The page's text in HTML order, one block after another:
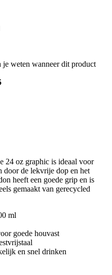
weten wanneer dit product
24 oz graphic is ideaal voor
door de lekvrije dop en het
heeft een goede grip en is
gemaakt van gerecycled
ml
goede houvast
en snel drinken
dragen